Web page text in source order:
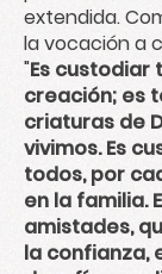
extendida.
la vocación a
"Es custodiar
creación; es
criaturas de
vivimos. Es
todos, por
en la familia.
amistades,
la confianza,